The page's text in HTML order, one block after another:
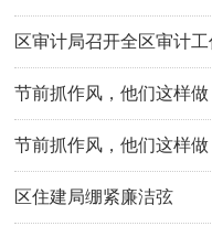
区审计局召开全区审计工
节前抓作风，他们这样做
节前抓作风，他们这样做
区住建局绷紧廉洁弦